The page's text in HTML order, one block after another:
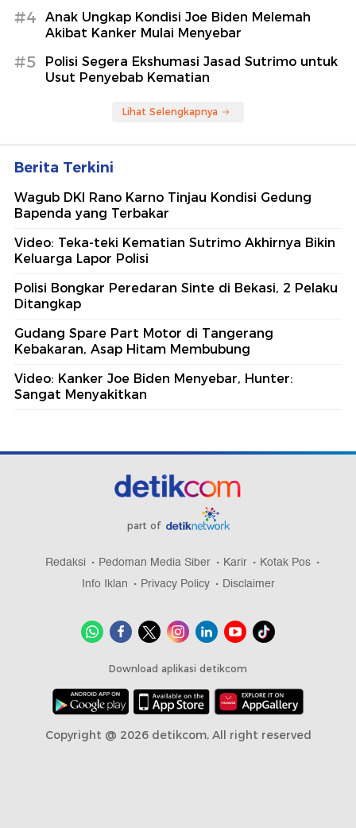
#4
Anak Ungkap Kondisi Joe Biden Melemah
Akibat Kanker Mulai Menyebar
#5
Polisi Segera Ekshumasi Jasad Sutrimo untuk
Usut Penyebab Kematian
Lihat Selengkapnya
Berita Terkini
Wagub DKI Rano Karno Tinjau Kondisi Gedung
Bapenda yang Terbakar
Video: Teka-teki Kematian Sutrimo Akhirnya Bikin
Keluarga Lapor Polisi
Polisi Bongkar Peredaran Sinte di Bekasi, 2 Pelaku
Ditangkap
Gudang Spare Part Motor di Tangerang
Kebakaran, Asap Hitam Membubung
Video: Kanker Joe Biden Menyebar, Hunter:
Sangat Menyakitkan
part of
Redaksi Pedoman Media Siber Karir
Kotak Pos
Info Iklan
Privacy Policy Disclaimer
Download aplikasi detikcom
Copyright @ 2026 detikcom, All right reserved